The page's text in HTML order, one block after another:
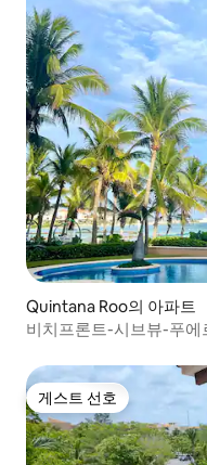
Quintana Roo의 아파트
비치프론트-시브뷰-푸에
게스트 선호
게스트 선호